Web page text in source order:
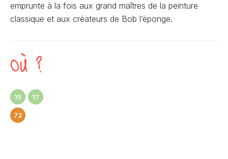
emprunte à la fois aux grand maîtres de la peinture
classique et aux créateurs de Bob l’éponge.
OÙ ?
15 17
72